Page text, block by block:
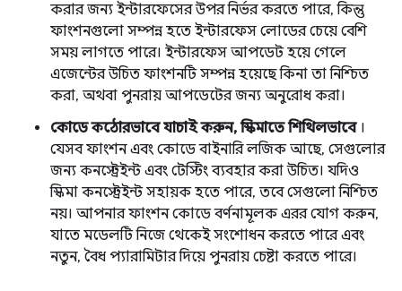
করার জন্য ইন্টারফেসের উপর নির্ভর করতে পারে, কিন্তু
ফাংশনগুলো সম্পন্ন হতে ইন্টারফেস লোডের চেয়ে বেশি
সময় লাগতে পারে। ইন্টারফেস আপডেট হয়ে গেলে
এজেন্টের উচিত ফাংশনটি সম্পন্ন হয়েছে কিনা তা নিশ্চিত
করা, অথবা পুনরায় আপডেটের জন্য অনুরোধ করা।
কোডে কঠোরভাবে যাচাই করুন, স্কিমাতে শিথিলভাবে।
যেসব ফাংশন এবং কোডে বাইনারি লজিক আছে, সেগুলোর
জন্য কনস্ট্রেইন্ট এবং টেস্টিং ব্যবহার করা উচিত। যদিও
স্কিমা কনস্ট্রেইন্ট সহায়ক হতে পারে, তবে সেগুলো নিশ্চিত
নয়। আপনার ফাংশন কোডে বর্ণনামূলক এরর যোগ করুন,
যাতে মডেলটি নিজে থেকেই সংশোধন করতে পারে এবং
নতুন, বৈধ প্যারামিটার দিয়ে পুনরায় চেষ্টা করতে পারে।